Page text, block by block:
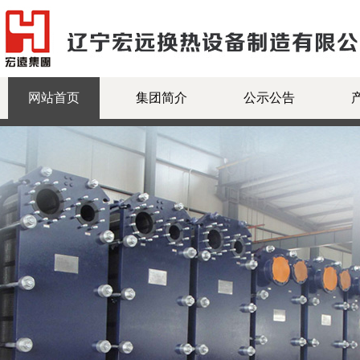
网站首页 集团简介 公示公告